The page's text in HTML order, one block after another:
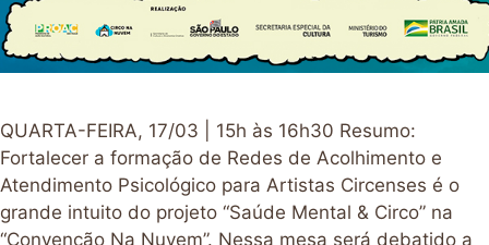
QUARTA-FEIRA, 17/03 | 15h às 16h30 Resumo:
Fortalecer a formação de Redes de Acolhimento e
Atendimento Psicológico para Artistas Circenses é o
grande intuito do projeto “Saúde Mental & Circo” na
“Convenção Na Nuvem”. Nessa mesa será debatido a